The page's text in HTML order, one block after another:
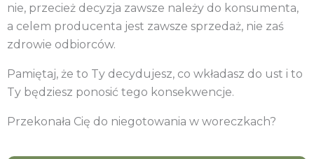
nie, przecież decyzja zawsze należy do konsumenta,
a celem producenta jest zawsze sprzedaż, nie zaś
zdrowie odbiorców.
Pamiętaj, że to Ty decydujesz, co wkładasz do ust i to
Ty będziesz ponosić tego konsekwencje.
Przekonała Cię do niegotowania w woreczkach?